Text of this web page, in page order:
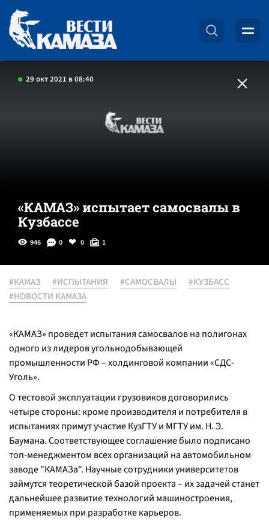
29 окт 2021 в 08:40
«КАМАЗ» испытает самосвалы в
Кузбассе
946 0 0 1
#КАМАЗ #ИСПЫТАНИЯ #САМОСВАЛЫ
#КУЗБАСС
#НОВОСТИ КАМАЗА
«КАМАЗ» проведет испытания самосвалов на полигонах
одного из лидеров угольнодобывающей
промышленности РФ – холдинговой компании «СДС-
Уголь».
О тестовой эксплуатации грузовиков договорились
четыре стороны: кроме производителя и потребителя в
испытаниях примут участие КузГТУ и МГТУ им. Н. Э.
Баумана. Соответствующее соглашение было подписано
топ-менеджментом всех организаций на автомобильном
заводе "КАМАЗа". Научные сотрудники университетов
займутся теоретической базой проекта – их задачей станет
дальнейшее развитие технологий машиностроения,
применяемых при разработке карьеров.